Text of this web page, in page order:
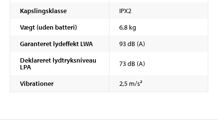
Kapslingsklasse
IPX2
Vægt (uden batteri)
6,8 kg
Garanteret lydeffekt LWA
93 dB (A)
Deklareret lydtryksniveau
LPA 73 dB (A)
Vibrationer 2,5 m/s²